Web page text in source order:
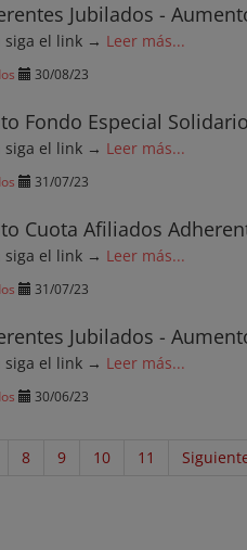
Jubilados -
siga el link → Leer más...
30/08/23
Fondo Especial
siga el link → Leer más...
31/07/23
Cuota Afiliados
siga el link → Leer más...
31/07/23
Jubilados -
siga el link → Leer más...
30/06/23
8 9 10 11